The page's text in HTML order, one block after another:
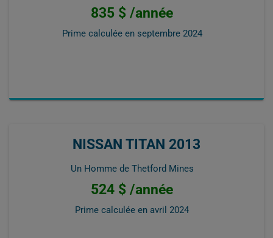
835 $ /année
Prime calculée en septembre 2024
NISSAN TITAN 2013
Un Homme de Thetford Mines
524 $ /année
Prime calculée en avril 2024